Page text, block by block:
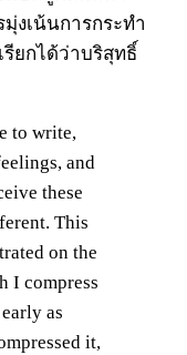
งเน้นการกระทำ
ยกได้ว่าบริสุทธิ์
to write,
and
these
This
on the
I compress
as
it,